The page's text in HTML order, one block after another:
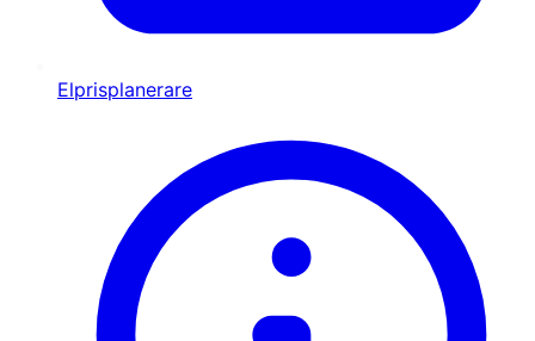
Elprisplanerare